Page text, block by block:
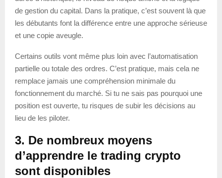
de gestion du capital. Dans la pratique, c’est souvent là que
les débutants font la différence entre une approche sérieuse
et une copie aveugle.
Certains outils vont même plus loin avec l’automatisation
partielle ou totale des ordres. C’est pratique, mais cela ne
remplace jamais une compréhension minimale du
fonctionnement du marché. Si tu ne sais pas pourquoi une
position est ouverte, tu risques de subir les décisions au
lieu de les piloter.
3. De nombreux moyens
d’apprendre le trading crypto
sont disponibles